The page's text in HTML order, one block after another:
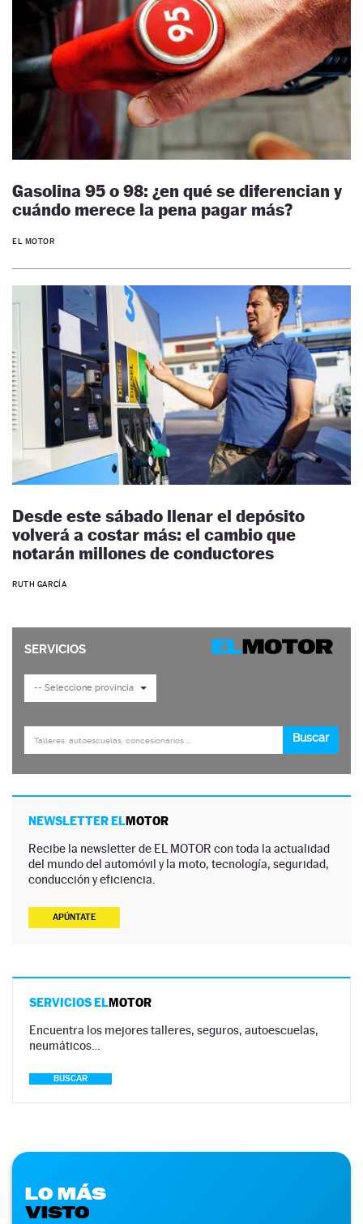
Gasolina 95 o 98: ¿en qué se diferencian y
cuándo merece la pena pagar más?
EL MOTOR
Desde este sábado llenar el depósito
volverá a costar más: el cambio que
notarán millones de conductores
RUTH GARCÍA
NEWSLETTER ELMOTOR
Recibe la newsletter de EL MOTOR con toda la actualidad
del mundo del automóvil y la moto, tecnología, seguridad,
conducción y eficiencia.
APÚNTATE
SERVICIOS ELMOTOR
Encuentra los mejores talleres, seguros, autoescuelas,
neumáticos…
BUSCAR
LO MÁS
VISTO